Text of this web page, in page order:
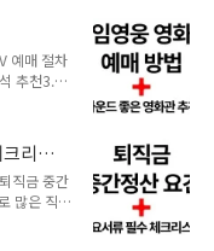
용자동차
2.2 서울
주차장
KT성수분
안내3.1
찾기성수
등으로 유
추천3.1
상영관
정보! 빠
, 임영웅
로가기 1.
규모 콘서
리스
직금 중간
많은 직장
기 위해서